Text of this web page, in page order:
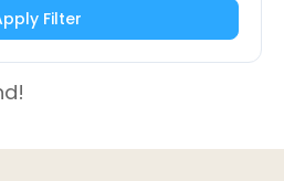
Filter